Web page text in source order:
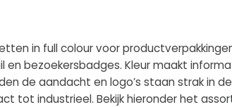
in full colour voor
en bezoekersbadges. Kleur maakt
de aandacht en logo’s staan strak in de
tot industrieel. Bekijk hieronder het